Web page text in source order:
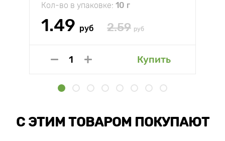
Кол-во в упаковке: 10 г
1.49 руб 2.59 руб
Купить
С ЭТИМ ТОВАРОМ ПОКУПАЮТ